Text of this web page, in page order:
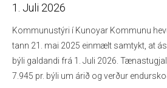
1. Juli 2026
Kommunustýri í Kunoyar Kommunu
tann 21. mai 2025 einmælt samtykt, at
býli galdandi frá 1. Juli 2026.
7.945 pr. býli um árið og verður